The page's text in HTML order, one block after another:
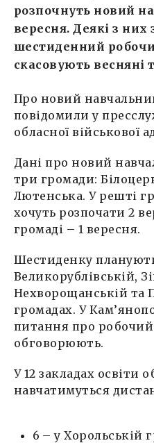
розпочнуть новий
вересня. Деякі з
шестиденний
скасовують весняні
Про новий
повідомили у
обласної військової
Дані про новий
три громади:
Лютенська. У решті
хочуть розпочати 2
громаді – 1 вересня.
Шестиденку
Великорублівській,
Нехворощанській та
громадах. У
питання про
обговорюють.
У 12 закладах освіти
навчатимуться
6 – у Хорольській